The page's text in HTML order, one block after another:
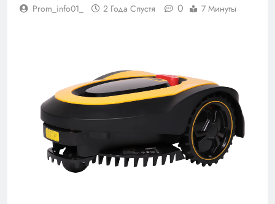
Prom_info01_ 2 Года Спустя 0 7 Минуты